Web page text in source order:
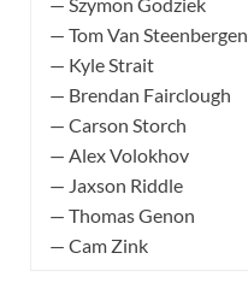
— Szymon Godziek
— Tom Van Steenbergen
— Kyle Strait
— Brendan Fairclough
— Carson Storch
— Alex Volokhov
— Jaxson Riddle
— Thomas Genon
— Cam Zink